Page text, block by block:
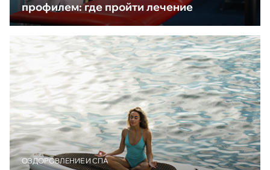
профилем: где пройти лечение
ОЗДОРОВЛЕНИЕ И СПА